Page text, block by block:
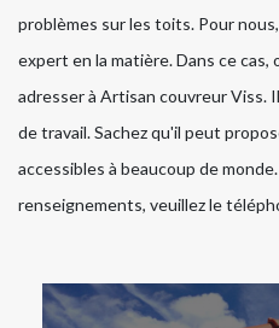
problèmes sur les toits. Pour
expert en la matière. Dans ce
adresser à Artisan couvreur Viss.
de travail. Sachez qu'il peut
accessibles à beaucoup de
renseignements, veuillez le